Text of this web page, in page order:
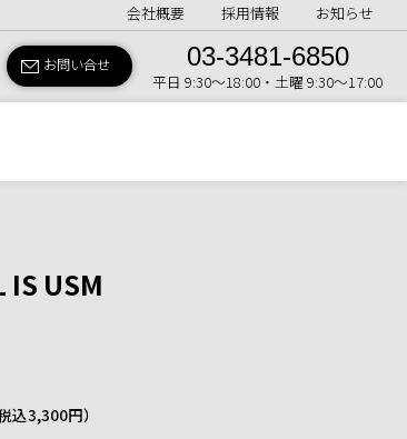
会社概要 採用情報 お知らせ
お問い合せ 03-3481-6850
平日 9:30〜18:00・土曜 9:30〜17:00
USM
税込3,300円）